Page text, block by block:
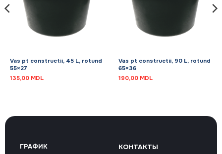
Vas pt constructii, 45 L, rotund
55×27
135,00 MDL
Vas pt constructii, 90 L, rotund
65×36
190,00 MDL
КОНТАКТЫ
ГРАФИК